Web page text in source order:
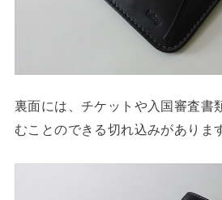
裏面には、チケットや入国審査書
むことのできる切れ込みがありま